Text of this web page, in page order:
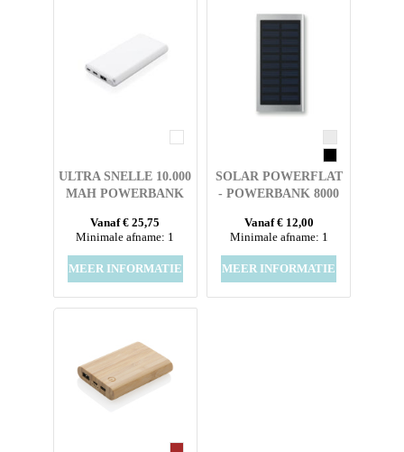
ULTRA SNELLE 10.000
MAH POWERBANK
Vanaf € 25,75
Minimale afname: 1
MEER INFORMATIE
SOLAR POWERFLAT
- POWERBANK 8000
Vanaf € 12,00
Minimale afname: 1
MEER INFORMATIE